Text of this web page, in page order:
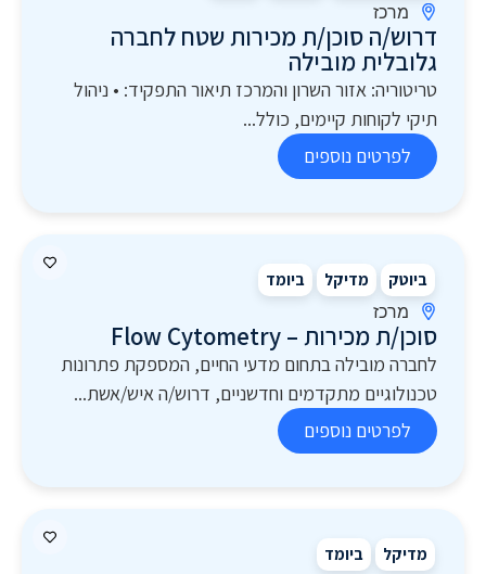
מרכז
דרוש/ה סוכן/ת מכירות שטח לחברה
גלובלית מובילה
טריטוריה: אזור השרון והמרכז תיאור התפקיד: • ניהול
תיקי לקוחות קיימים, כולל...
לפרטים נוספים
ביוטק מדיקל ביומד
מרכז
סוכן/ת מכירות – Flow Cytometry
לחברה מובילה בתחום מדעי החיים, המספקת פתרונות
טכנולוגיים מתקדמים וחדשניים, דרוש/ה איש/אשת...
לפרטים נוספים
מדיקל ביומד